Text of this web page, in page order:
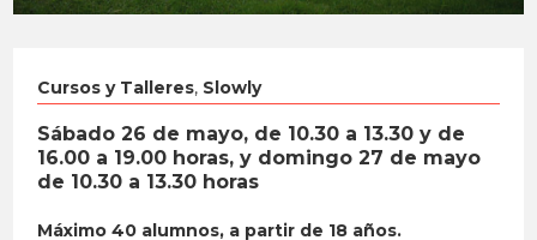
Cursos y Talleres, Slowly
Sábado 26 de mayo, de 10.30 a 13.30 y de
16.00 a 19.00 horas, y domingo 27 de mayo
de 10.30 a 13.30 horas
Máximo 40 alumnos, a partir de 18 años.